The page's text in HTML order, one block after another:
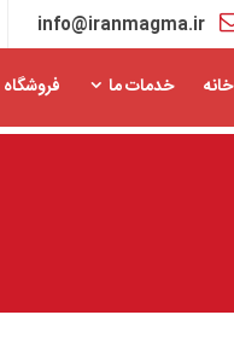
info@iranmagma.ir
خانه خدمات ما فروشگاه